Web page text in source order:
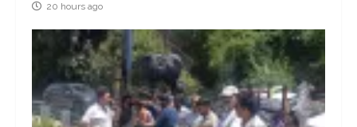
20 hours ago